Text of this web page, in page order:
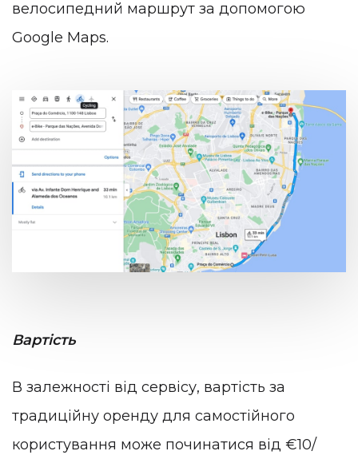
велосипедний маршрут за допомогою
Google Maps.
Вартість
В залежності від сервісу, вартість за
традиційну оренду для самостійного
користування може починатися від €10/